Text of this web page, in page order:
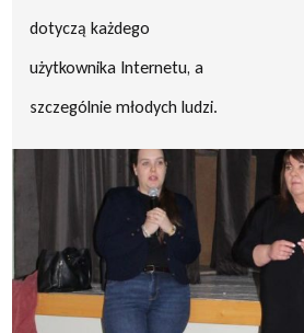
dotyczą każdego
użytkownika Internetu, a
szczególnie młodych ludzi.